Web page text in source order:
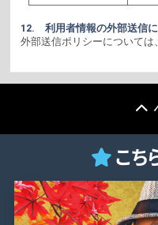
12. 利用者情報の外部送信
外部送信ポリシーについては、
こち